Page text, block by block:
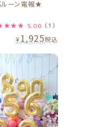
ルーン電報★
5.00 （1）
¥1,925税込